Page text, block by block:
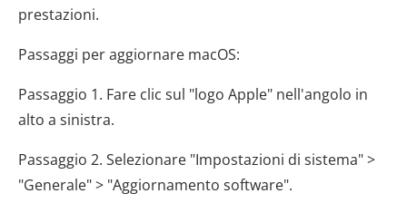
prestazioni.
Passaggi per aggiornare macOS:
Passaggio 1. Fare clic sul "logo Apple" nell'angolo in
alto a sinistra.
Passaggio 2. Selezionare "Impostazioni di sistema" >
"Generale" > "Aggiornamento software".